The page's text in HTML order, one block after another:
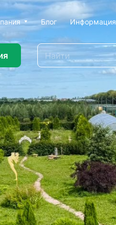
Блог Информация
профессионального